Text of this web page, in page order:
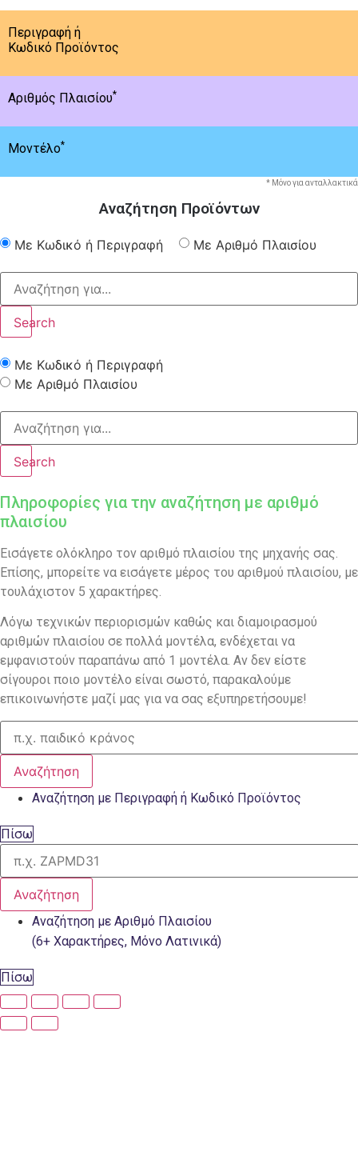
Περιγραφή ή
Κωδικό Προϊόντος
Αριθμός Πλαισίου*
Μοντέλο*
* Μόνο για ανταλλακτικά
Αναζήτηση Προϊόντων
Με Κωδικό ή Περιγραφή Με Αριθμό Πλαισίου
Search
Με Κωδικό ή Περιγραφή
Με Αριθμό Πλαισίου
Search
Πληροφορίες για την αναζήτηση με αριθμό
πλαισίου
Εισάγετε ολόκληρο τον αριθμό πλαισίου της μηχανής σας.
Επίσης, μπορείτε να εισάγετε μέρος του αριθμού πλαισίου, με
τουλάχιστον 5 χαρακτήρες.
Λόγω τεχνικών περιορισμών καθώς και διαμοιρασμού
αριθμών πλαισίου σε πολλά μοντέλα, ενδέχεται να
εμφανιστούν παραπάνω από 1 μοντέλα. Αν δεν είστε
σίγουροι ποιο μοντέλο είναι σωστό, παρακαλούμε
επικοινωνήστε μαζί μας για να σας εξυπηρετήσουμε!
Αναζήτηση
Αναζήτηση με Περιγραφή ή Κωδικό Προϊόντος
Πίσω
Αναζήτηση
Αναζήτηση με Αριθμό Πλαισίου
(6+ Χαρακτήρες, Μόνο Λατινικά)
Πίσω